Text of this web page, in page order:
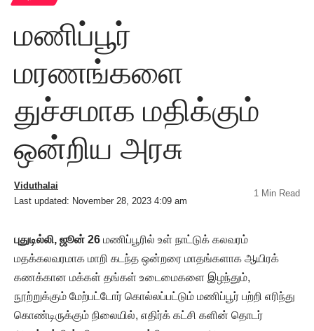
மணிப்பூர்
மரணங்களை
துச்சமாக மதிக்கும்
ஒன்றிய அரசு
Last updated: November 28, 2023 4:09 am
Viduthalai
1 Min Read
புதுடில்லி, ஜூன் 26 மணிப்பூரில் உள் நாட்டுக் கலவரம்
மதக்கலவரமாக மாறி கடந்த ஒன்றரை மாதங்களாக ஆயிரக்
கணக்கான மக்கள் தங்கள் உடைமைகளை இழந்தும்,
நூற்றுக்கும் மேற்பட்டோர் கொல்லப்பட்டும் மணிப்பூர் பற்றி எரிந்து
கொண்டிருக்கும் நிலையில், எதிர்க் கட்சி களின் தொடர்